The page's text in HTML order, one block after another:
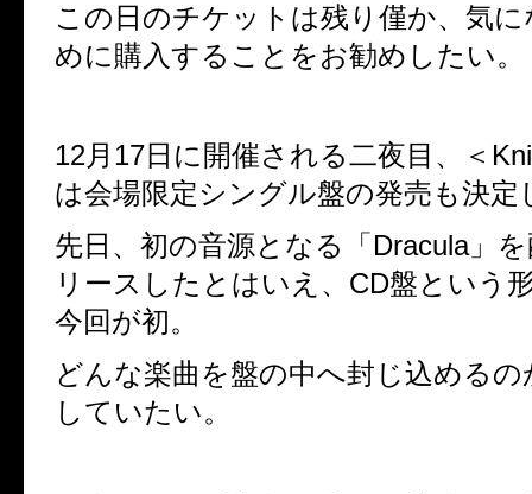
この日のチケットは残り僅か、気
めに購入することをお勧めしたい。
12月17日に開催される二夜目、＜
は会場限定シングル盤の発売も決定
先日、初の音源となる「Dracula」
リースしたとはいえ、CD盤という
今回が初。
どんな楽曲を盤の中へ封じ込める
していたい。